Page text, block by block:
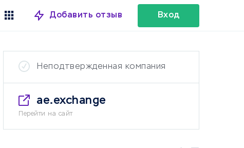
Добавить отзыв Вход
Неподтвержденная компания
ae.exchange
Перейти на сайт